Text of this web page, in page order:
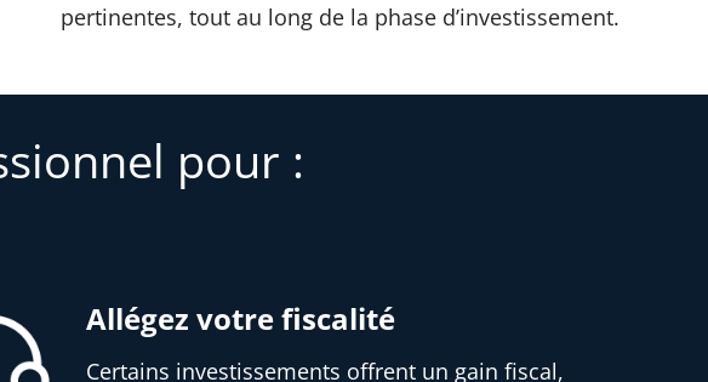
pertinentes, tout au long de la phase d’investissement.
pour :
Allégez votre fiscalité
Certains investissements offrent un gain fiscal,